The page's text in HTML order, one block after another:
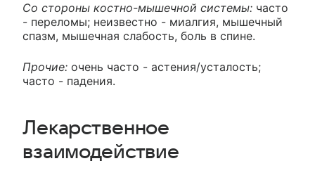
Со стороны костно-мышечной системы: часто
- переломы; неизвестно - миалгия, мышечный
спазм, мышечная слабость, боль в спине.
Прочие: очень часто - астения/усталость;
часто - падения.
Лекарственное
взаимодействие